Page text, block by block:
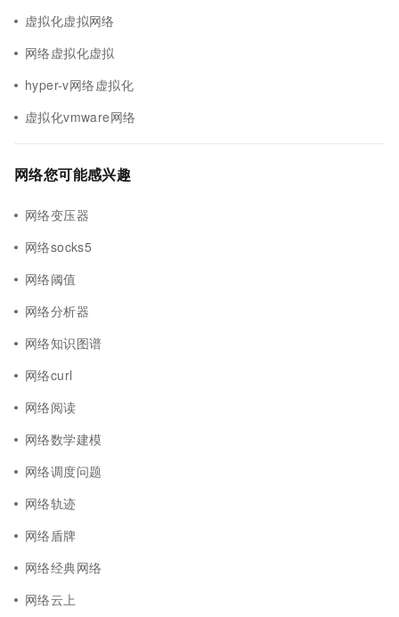
虚拟化虚拟网络
网络虚拟化虚拟
hyper-v网络虚拟化
虚拟化vmware网络
网络您可能感兴趣
网络变压器
网络socks5
网络阈值
网络分析器
网络知识图谱
网络curl
网络阅读
网络数学建模
网络调度问题
网络轨迹
网络盾牌
网络经典网络
网络云上